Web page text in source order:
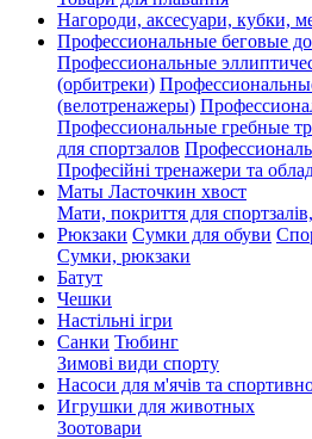
Нагороди, аксесуари, кубки,
Профессиональные беговые
Профессиональные
(орбитреки)
(велотренажеры)
Профессиональные гребные
для спортзалов
Професійні тренажери та
Маты Ласточкин хвост
Мати, покриття для спортзалів,
Рюкзаки Сумки для обуви
Сумки, рюкзаки
Батут
Чешки
Настільні ігри
Санки Тюбинг
Зимові види спорту
Насоси для м'ячів та
Игрушки для животных
Зоотовари